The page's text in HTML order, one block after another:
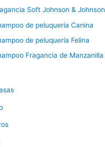
Soft Johnson & Johnson
de peluquería Canina
de peluquería Felina
Fragancia de Manzanilla